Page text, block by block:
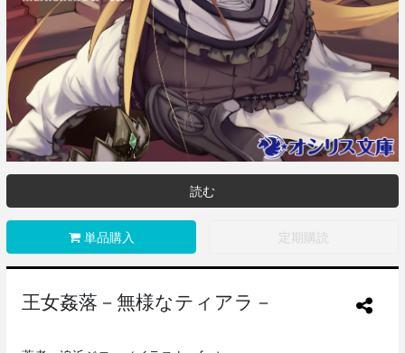
読む
単品購入 定期購読
王女姦落－無様なティアラ－